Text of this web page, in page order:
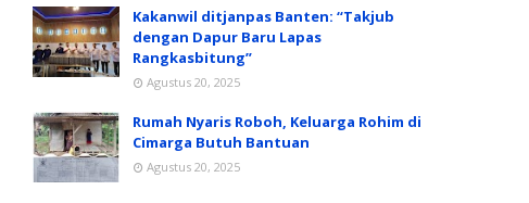
Kakanwil ditjanpas Banten: “Takjub
dengan Dapur Baru Lapas
Rangkasbitung”
Agustus 20, 2025
Rumah Nyaris Roboh, Keluarga Rohim di
Cimarga Butuh Bantuan
Agustus 20, 2025